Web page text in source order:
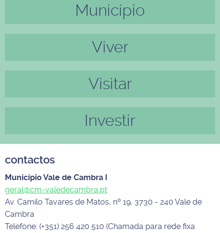
Município
Viver
Visitar
Investir
contactos
Município Vale de Cambra I
geral@cm-valedecambra.pt
Av. Camilo Tavares de Matos, nº 19, 3730 - 240 Vale de
Cambra
Telefone: (+351) 256 420 510 (Chamada para rede fixa